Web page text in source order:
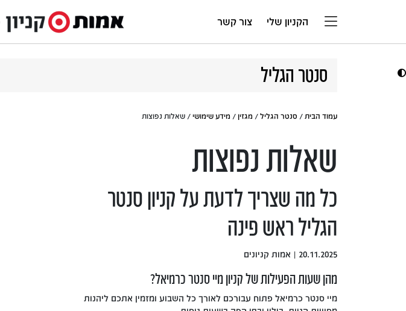
הקניון שלי צור קשר
סנטר הגליל
עמוד הבית / סנטר הגליל / מגזין / מידע שימושי / שאלות נפוצות
שאלות נפוצות
כל מה שצריך לדעת על קניון סנטר
הגליל ראש פינה
20.11.2025 | אמות קניונים
מהן שעות הפעילות של קניון מיי סנטר כרמיאל?
מיי סנטר כרמיאל פתוח עבורכם לאורך כל השבוע ומזמין אתכם ליהנות